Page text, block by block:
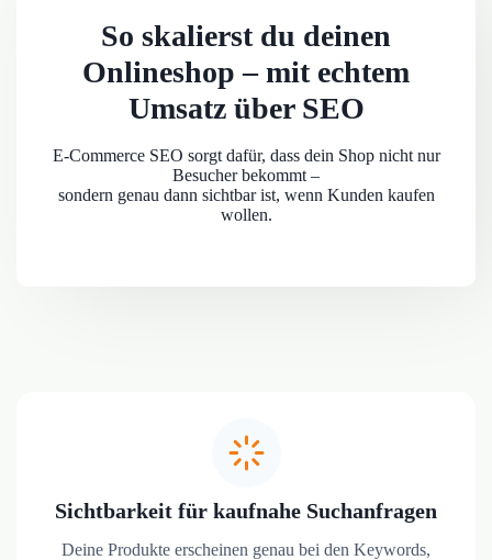
So skalierst du deinen
Onlineshop – mit echtem
Umsatz über SEO
E-Commerce SEO sorgt dafür, dass dein Shop nicht nur
Besucher bekommt –
sondern genau dann sichtbar ist, wenn Kunden kaufen
wollen.
Sichtbarkeit für kaufnahe Suchanfragen
Deine Produkte erscheinen genau bei den Keywords,